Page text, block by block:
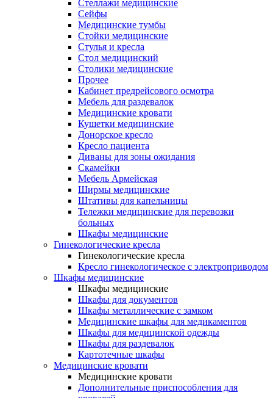
Стеллажи медицинские
Сейфы
Медицинские тумбы
Стойки медицинские
Cтулья и кресла
Стол медицинский
Столики медицинские
Прочее
Кабинет предрейсового осмотра
Мебель для раздевалок
Медицинские кровати
Кушетки медицинские
Донорское кресло
Кресло пациента
Диваны для зоны ожидания
Скамейки
Мебель Армейская
Ширмы медицинские
Штативы для капельницы
Тележки медицинские для перевозки
больных
Шкафы медицинские
Гинекологические кресла
Гинекологические кресла
Кресло гинекологическое с электроприводом
Шкафы медицинские
Шкафы медицинские
Шкафы для документов
Шкафы металлические с замком
Медицинские шкафы для медикаментов
Шкафы для медицинской одежды
Шкафы для раздевалок
Картотечные шкафы
Медицинские кровати
Медицинские кровати
Дополнительные приспособления для